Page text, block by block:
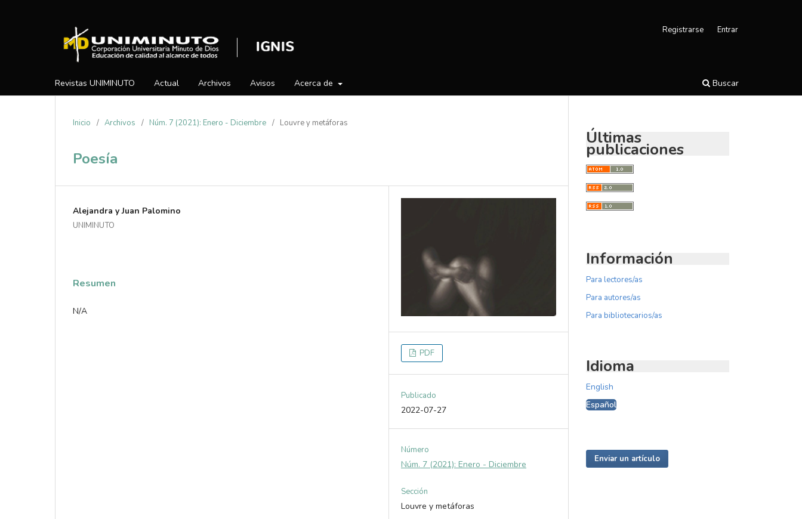
Revistas UNIMINUTO Actual Archivos Avisos Acerca de Buscar
Registrarse Entrar
Inicio / Archivos / Núm. 7 (2021): Enero - Diciembre / Louvre y metáforas
Poesía
Alejandra y Juan Palomino
UNIMINUTO
Resumen
N/A
PDF
Publicado
2022-07-27
Número
Núm. 7 (2021): Enero - Diciembre
Sección
Louvre y metáforas
Últimas
publicaciones
Información
Para lectores/as
Para autores/as
Para bibliotecarios/as
Idioma
English
Español
Enviar un artículo